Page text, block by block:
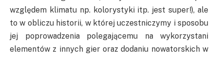
względem klimatu np. kolorystyki itp. jest super!), ale
to w obliczu historii, w której uczestniczymy i sposobu
jej poprowadzenia polegającemu na wykorzystani
elementów z innych gier oraz dodaniu nowatorskich w